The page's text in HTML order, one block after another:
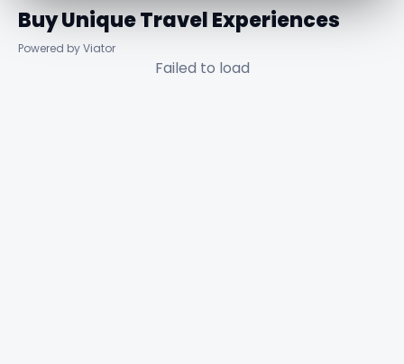
Buy Unique Travel Experiences
Powered by Viator
Failed to load